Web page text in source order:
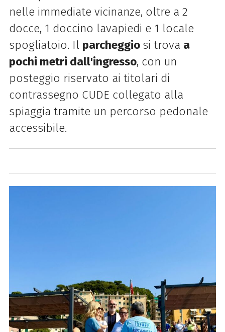
nelle immediate vicinanze, oltre a 2
docce, 1 doccino lavapiedi e 1 locale
spogliatoio. Il parcheggio si trova a
pochi metri dall'ingresso, con un
posteggio riservato ai titolari di
contrassegno CUDE collegato alla
spiaggia tramite un percorso pedonale
accessibile.